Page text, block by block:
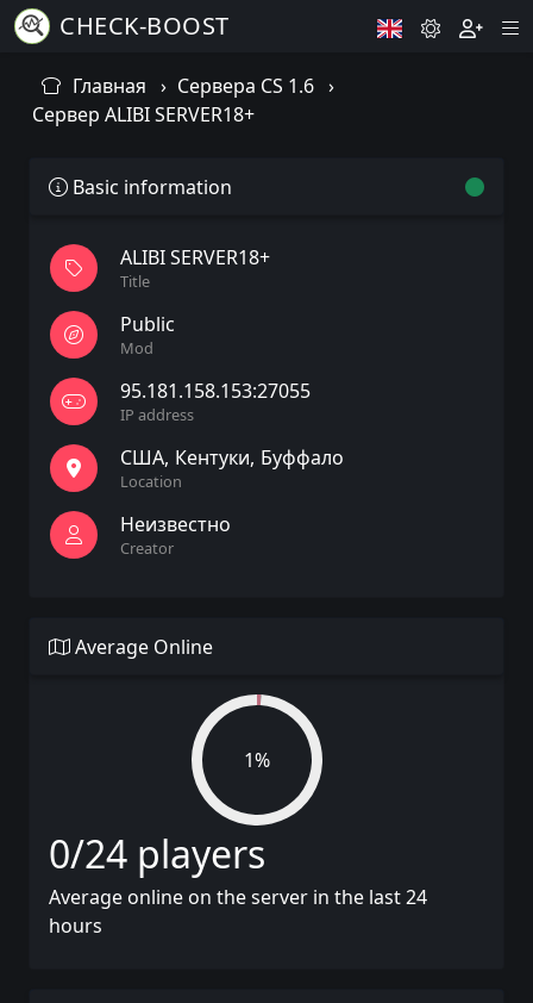
CHECK-BOOST
Главная
Сервера CS 1.6
Сервер ALIBI SERVER18+
Basic information
ALIBI SERVER18+
Title
Public
Mod
95.181.158.153:27055
IP address
США Кентуки Буффало
Location
Неизвестно
Creator
Average Online
1%
0/24 players
Average online on the server in the last 24
hours